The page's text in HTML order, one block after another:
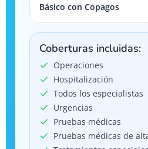
Básico con Copagos
Coberturas incluidas:
Operaciones
Hospitalización
Todos los especialistas
Urgencias
Pruebas médicas
Pruebas médicas de